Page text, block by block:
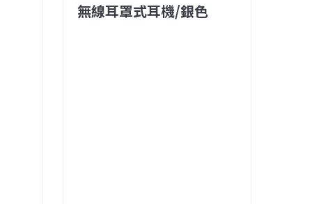
無線耳罩式耳機/銀色